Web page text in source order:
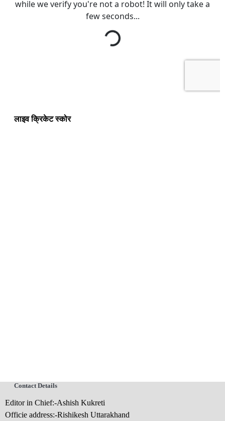
लाइव क्रिकेट स्कोर
Contact Details
Editor in Chief:-Ashish Kukreti
Officie address:-Rishikesh Uttarakhand